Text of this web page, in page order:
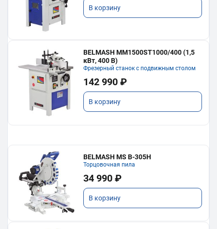
В корзину
BELMASH MM1500ST1000/400 (1,5
кВт, 400 В)
Фрезерный станок с подвижным столом
142 990 ₽
В корзину
BELMASH MS B-305H
Торцовочная пила
34 990 ₽
В корзину